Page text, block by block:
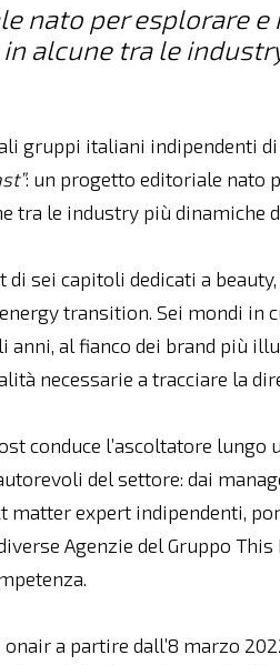
nato per esplorare e
alcune tra le
gruppi italiani indipendenti
: un progetto editoriale nato
tra le industry più dinamiche
di sei capitoli dedicati a
transition. Sei mondi in
anni, al fianco dei brand più
necessarie a tracciare la
conduce l’ascoltatore
del settore: dai
matter expert indipendenti,
Agenzie del Gruppo
a partire dall’8 marzo